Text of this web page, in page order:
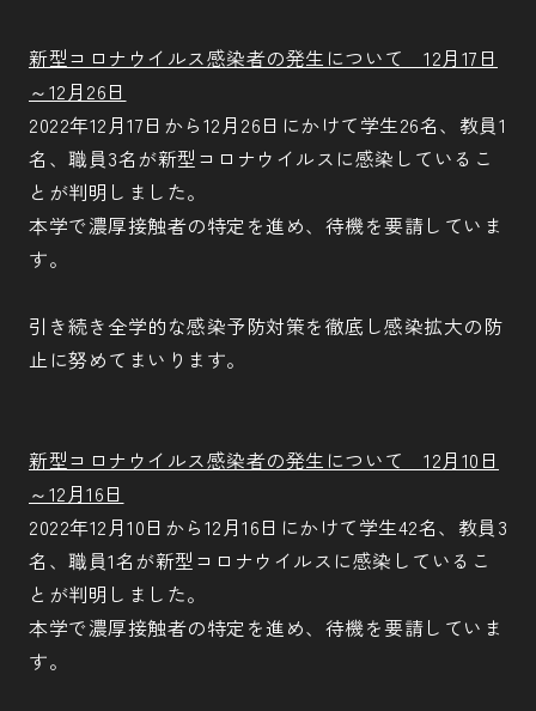
新型コロナウイルス感染者の発生について 12月17日
～12月26日
2022年12月17日から12月26日にかけて学生26名、教員1
名、職員3名が新型コロナウイルスに感染しているこ
とが判明しました。
本学で濃厚接触者の特定を進め、待機を要請していま
す。
引き続き全学的な感染予防対策を徹底し感染拡大の防
止に努めてまいります。
新型コロナウイルス感染者の発生について 12月10日
～12月16日
2022年12月10日から12月16日にかけて学生42名、教員3
名、職員1名が新型コロナウイルスに感染しているこ
とが判明しました。
本学で濃厚接触者の特定を進め、待機を要請していま
す。